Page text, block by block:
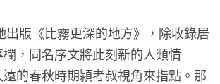
出版《比霧更深的地方》，除收錄居
，同名序文將此刻新的人類情
遠的春秋時期潁考叔視角來指點。那